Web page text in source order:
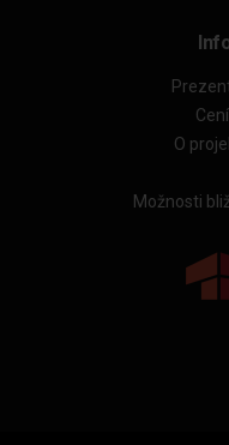
O
Možnosti